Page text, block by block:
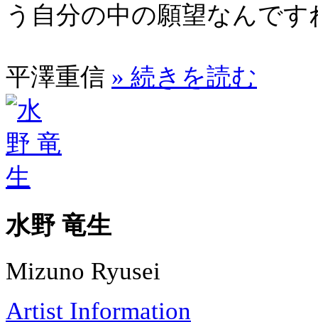
う自分の中の願望なんです
平澤重信 » 続きを読む
水野 竜生
Mizuno Ryusei
Artist Information